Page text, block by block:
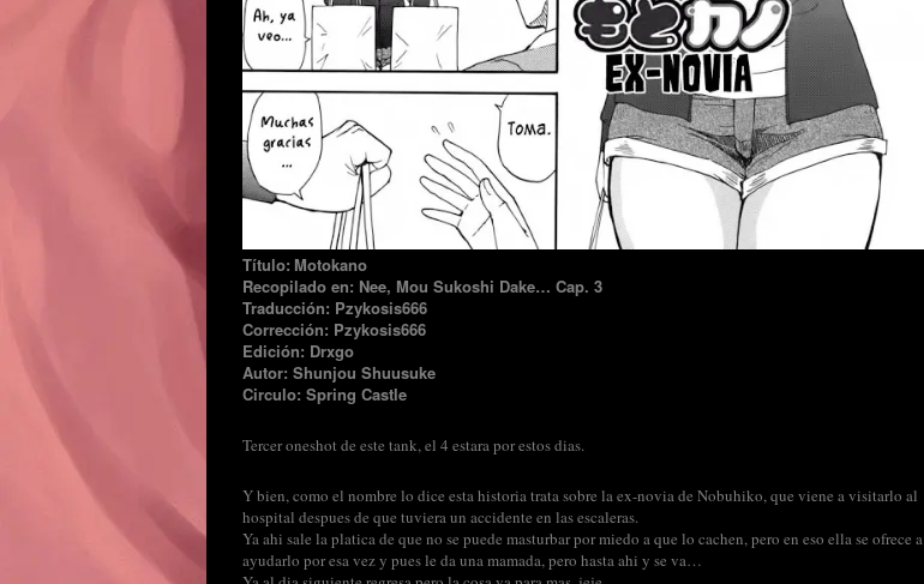
Título: Motokano
Recopilado en: Nee, Mou Sukoshi Dake… Cap. 3
Traducción: Pzykosis666
Corrección: Pzykosis666
Edición: Drxgo
Autor: Shunjou Shuusuke
Circulo: Spring Castle
Tercer oneshot de este tank, el 4 estara por estos dias.
Y bien, como el nombre lo dice esta historia trata sobre la ex-novia de Nobuhiko, que viene a visitarlo al
hospital despues de que tuviera un accidente en las escaleras.
Ya ahi sale la platica de que no se puede masturbar por miedo a que lo cachen, pero en eso ella se ofrece a
ayudarlo por esa vez y pues le da una mamada, pero hasta ahi y se va…